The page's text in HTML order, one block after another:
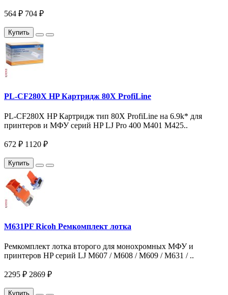
564 ₽ 704 ₽
Купить
PL-CF280X HP Картридж 80X ProfiLine
PL-CF280X HP Картридж тип 80X ProfiLine на 6.9k* для
принтеров и МФУ серий HP LJ Pro 400 M401 M425..
672 ₽ 1120 ₽
Купить
M631PF Ricoh Ремкомплект лотка
Ремкомплект лотка второго для монохромных МФУ и
принтеров HP серий LJ M607 / M608 / M609 / M631 / ..
2295 ₽ 2869 ₽
Купить